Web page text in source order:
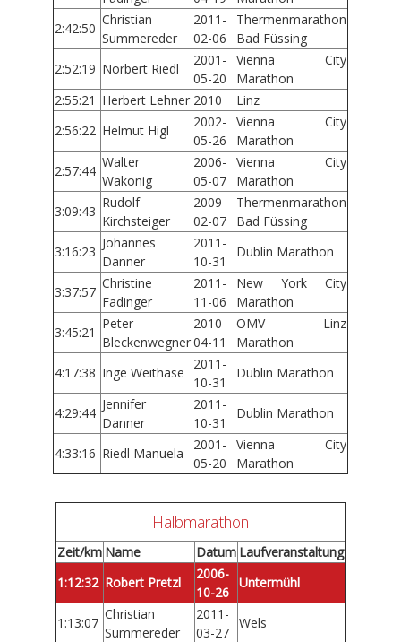
2:42:50
Christian
Summereder
2011-
02-06
Thermenmarathon
Bad Füssing
2:52:19 Norbert Riedl
2001-
05-20
Vienna City
Marathon
2:55:21 Herbert Lehner 2010
Linz
2:56:22 Helmut Higl
2002-
05-26
Vienna City
Marathon
2:57:44
Walter
Wakonig
2006-
05-07
Vienna City
Marathon
3:09:43
Rudolf
Kirchsteiger
2009-
02-07
Thermenmarathon
Bad Füssing
3:16:23
Johannes
Danner
2011-
10-31
Dublin Marathon
3:37:57
Christine
Fadinger
2011-
11-06
New York City
Marathon
3:45:21
Peter
Bleckenwegner
2010-
04-11
OMV Linz
Marathon
4:17:38 Inge Weithase
2011-
10-31
Dublin Marathon
4:29:44
Jennifer
Danner
2011-
10-31
Dublin Marathon
4:33:16 Riedl Manuela
2001-
05-20
Vienna City
Marathon
Halbmarathon
Zeit/km Name Datum Laufveranstaltung
1:12:32 Robert Pretzl
2006-
10-26
Untermühl
1:13:07
Christian
Summereder
2011-
03-27
Wels